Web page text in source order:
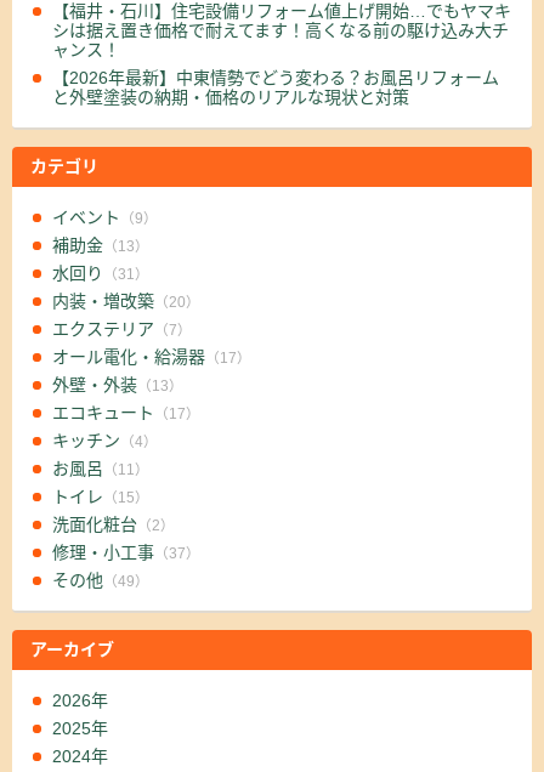
【福井・石川】住宅設備リフォーム値上げ開始…でもヤマキ
シは据え置き価格で耐えてます！高くなる前の駆け込み大チ
ャンス！
【2026年最新】中東情勢でどう変わる？お風呂リフォーム
と外壁塗装の納期・価格のリアルな現状と対策
カテゴリ
イベント （9）
補助金（13）
水回り （31）
内装・増改築（20）
エクステリア （7）
オール電化・給湯器（17）
外壁・外装（13）
エコキュート （17）
キッチン （4）
お風呂 （11）
トイレ （15）
洗面化粧台（2）
修理・小工事（37）
その他 （49）
アーカイブ
2026年
2025年
2024年